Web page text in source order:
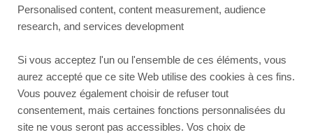
Personalised content, content measurement, audience
research, and services development
Si vous acceptez l'un ou l'ensemble de ces éléments, vous
aurez accepté que ce site Web utilise des cookies à ces fins.
Vous pouvez également choisir de refuser tout
consentement, mais certaines fonctions personnalisées du
site ne vous seront pas accessibles. Vos choix de
This page couldn’t load
Reload to try again, or go back.
Reload Back